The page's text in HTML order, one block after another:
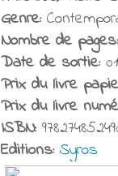
Genre:
Nombre de pages:
Date de sortie:
Prix du livre
Prix du livre
ISBN:
Editions: Syros